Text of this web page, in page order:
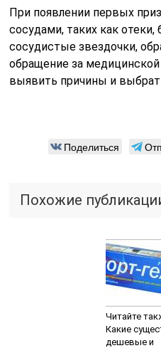
При появлении первых
сосудами, таких как
сосудистые звездочки,
обращение за
выявить причины и
Поделиться
Похожие
Читайте
Какие
дешевые и